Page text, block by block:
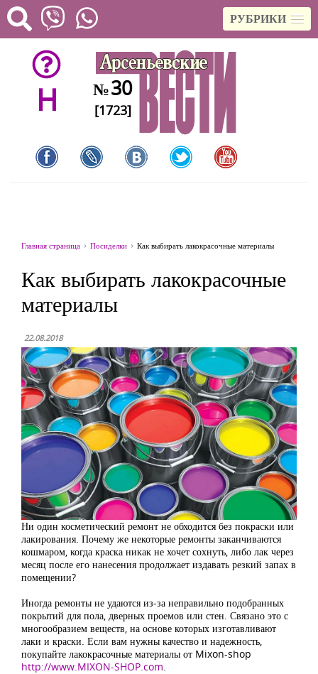
РУБРИКИ
H №30
[1723]
Главная страница Посиделки Как выбирать лакокрасочные материалы
Как выбирать лакокрасочные
материалы
22.08.2018
Ни один косметический ремонт не обходится без покраски или
лакирования. Почему же некоторые ремонты заканчиваются
кошмаром, когда краска никак не хочет сохнуть, либо лак через
месяц после его нанесения продолжает издавать резкий запах в
помещении?
Иногда ремонты не удаются из-за неправильно подобранных
покрытий для пола, дверных проемов или стен. Связано это с
многообразием веществ, на основе которых изготавливают
лаки и краски. Если вам нужны качество и надежность,
покупайте лакокрасочные материалы от Mixon-shop
http://www.MIXON-SHOP.com